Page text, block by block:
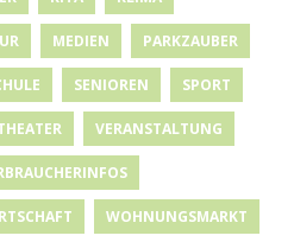
MEDIEN PARKZAUBER
SENIOREN SPORT
VERANSTALTUNG
WOHNUNGSMARKT